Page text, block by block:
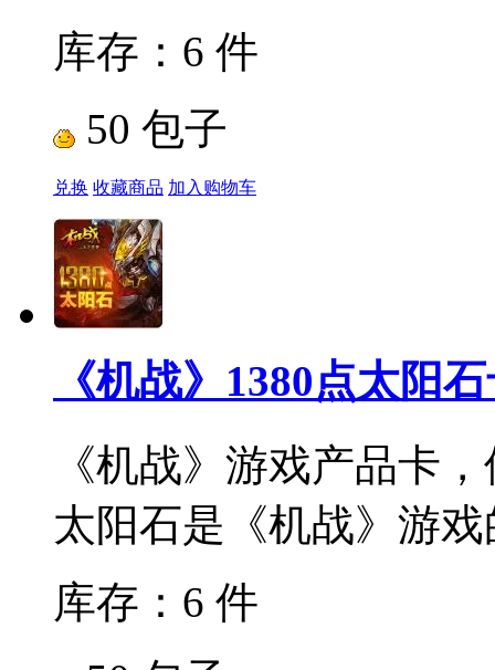
库存：6 件
50 包子
兑换 收藏商品 加入购物车
《机战》1380点太阳
《机战》游戏产品卡
太阳石是《机战》游
库存：6 件